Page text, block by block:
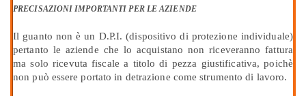
PRECISAZIONI IMPORTANTI PER LE AZIENDE
Il guanto non è un D.P.I. (dispositivo di protezione individuale)
pertanto le aziende che lo acquistano non riceveranno fattura
ma solo ricevuta fiscale a titolo di pezza giustificativa, poichè
non può essere portato in detrazione come strumento di lavoro.